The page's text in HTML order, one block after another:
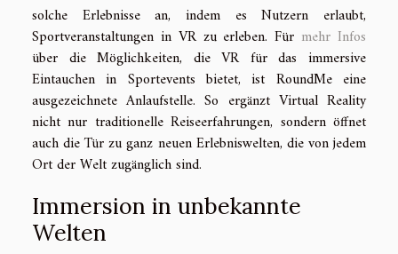
solche Erlebnisse an, indem es Nutzern erlaubt,
Sportveranstaltungen in VR zu erleben. Für mehr Infos
über die Möglichkeiten, die VR für das immersive
Eintauchen in Sportevents bietet, ist RoundMe eine
ausgezeichnete Anlaufstelle. So ergänzt Virtual Reality
nicht nur traditionelle Reiseerfahrungen, sondern öffnet
auch die Tür zu ganz neuen Erlebniswelten, die von jedem
Ort der Welt zugänglich sind.
Immersion in unbekannte
Welten